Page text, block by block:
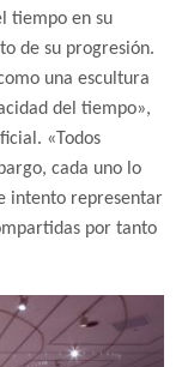
tiempo en su
de su progresión.
una escultura
del tiempo»,
«Todos
cada uno lo
intento representar
por tanto